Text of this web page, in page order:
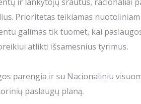
Prioritetas teikiamas
galimas tik tuomet, kai
atlikti išsamesnius tyrimus.
parengia ir su Nacionaliniu
paslaugų planą.